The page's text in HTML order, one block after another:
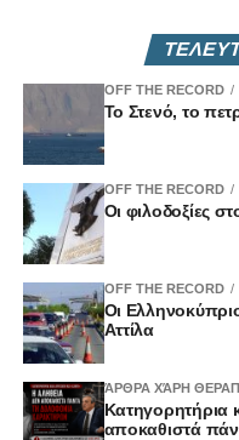
OFF THE RECORD
Το Στενό, το
OFF THE RECORD
Οι φιλοδοξίες
OFF THE RECORD
Οι
Αττίλα
ΆΡΘΡΑ ΧΆΡΗ
Κατηγορητήρια
αποκαθιστά